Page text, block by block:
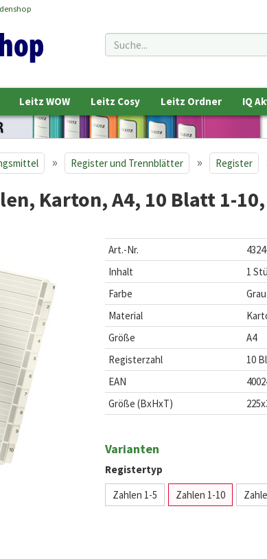
Leitz WOW Leitz Cosy Leitz Ordner IQ
» Register und Trennblätter » Register
Karton, A4, 10 Blatt 1-
Art.-Nr.
Inhalt
1
Farbe
Grau
Material
Größe
A4
Registerzahl
10
EAN
Größe (BxHxT)
Varianten
Registertyp
Zahlen 1-5
Zahlen 1-10